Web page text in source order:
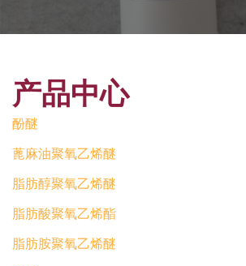
产品中心
酚醚
蓖麻油聚氧乙烯醚
脂肪醇聚氧乙烯醚
脂肪酸聚氧乙烯酯
脂肪胺聚氧乙烯醚